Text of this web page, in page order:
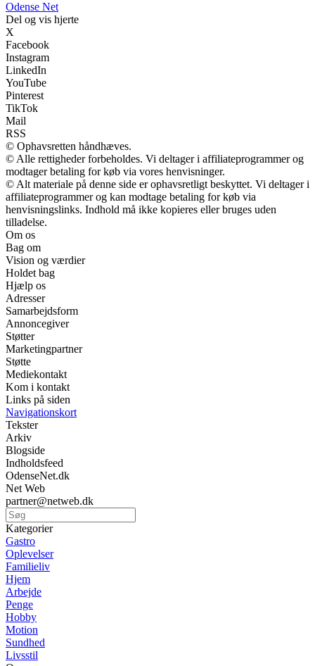
Odense Net
Del og vis hjerte
X
Facebook
Instagram
LinkedIn
YouTube
Pinterest
TikTok
Mail
RSS
© Ophavsretten håndhæves.
© Alle rettigheder forbeholdes. Vi deltager i affiliateprogrammer og
modtager betaling for køb via vores henvisninger.
© Alt materiale på denne side er ophavsretligt beskyttet. Vi deltager i
affiliateprogrammer og kan modtage betaling for køb via
henvisningslinks. Indhold må ikke kopieres eller bruges uden
tilladelse.
Om os
Bag om
Vision og værdier
Holdet bag
Hjælp os
Adresser
Samarbejdsform
Annoncegiver
Støtter
Marketingpartner
Støtte
Mediekontakt
Kom i kontakt
Links på siden
Navigationskort
Tekster
Arkiv
Blogside
Indholdsfeed
OdenseNet.dk
Net Web
partner@netweb.dk
Kategorier
Gastro
Oplevelser
Familieliv
Hjem
Arbejde
Penge
Hobby
Motion
Sundhed
Livsstil